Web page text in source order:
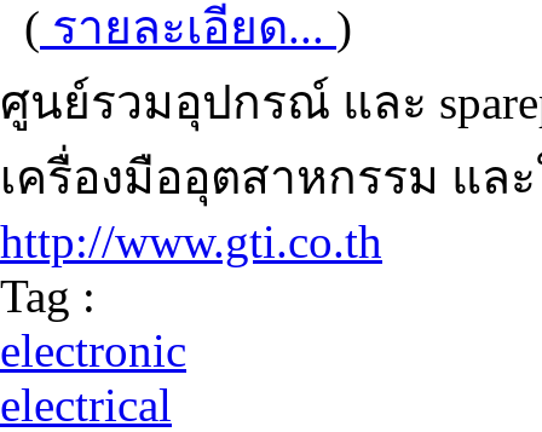
( รายละเอียด... )
ศูนย์รวมอุปกรณ์ และ
เครื่องมืออุตสาหกรรม แ
http://www.gti.co.th
Tag :
electronic
electrical